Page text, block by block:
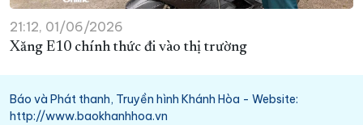
21:12, 01/06/2026
Xăng E10 chính thức đi vào thị trường
Báo và Phát thanh, Truyền hình Khánh Hòa - Website:
http://www.baokhanhhoa.vn